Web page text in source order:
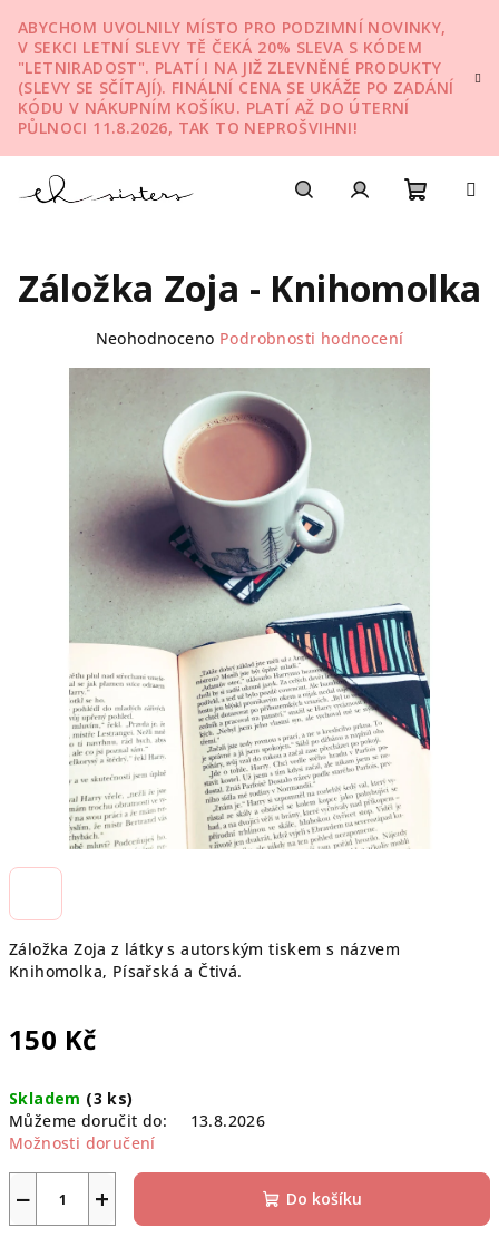
na
obsah
ABYCHOM UVOLNILY MÍSTO PRO PODZIMNÍ NOVINKY,
V SEKCI LETNÍ SLEVY TĚ ČEKÁ 20% SLEVA S KÓDEM
"LETNIRADOST". PLATÍ I NA JIŽ ZLEVNĚNÉ PRODUKTY
(SLEVY SE SČÍTAJÍ). FINÁLNÍ CENA SE UKÁŽE PO ZADÁNÍ
KÓDU V NÁKUPNÍM KOŠÍKU. PLATÍ AŽ DO ÚTERNÍ
PŮLNOCI 11.8.2026, TAK TO NEPROŠVIHNI!
košík
Záložka Zoja z látky s autorským tiskem s názvem
Knihomolka, Písařská a Čtivá.
150 Kč
cena:
Skladem (3 ks)
Můžeme doručit do:
13.8.2026
Možnosti doručení
+
− Do košíku
Záložka Zoja - Knihomolka
Neohodnoceno Podrobnosti hodnocení